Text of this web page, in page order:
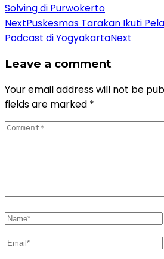
Solving di Purwokerto
NextPuskesmas Tarakan Ikuti
Podcast di YogyakartaNext
Leave a comment
Your email address will not be
fields are marked *